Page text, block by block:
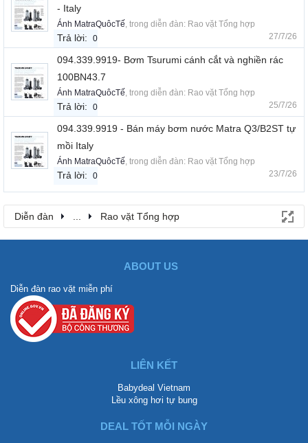
- Italy
Ánh MatraQuôcTế, trong diễn đàn: Rao vặt Tổng hợp
Trả lời: 0 27/7/26
094.339.9919- Bơm Tsurumi cánh cắt và nghiền rác
100BN43.7
Ánh MatraQuôcTế, trong diễn đàn: Rao vặt Tổng hợp
Trả lời: 0 25/7/26
094.339.9919 - Bán máy bơm nước Matra Q3/B2ST tự
mồi Italy
Ánh MatraQuôcTế, trong diễn đàn: Rao vặt Tổng hợp
Trả lời: 0 23/7/26
Diễn đàn ... Rao vặt Tổng hợp
ABOUT US
Diễn đàn rao vặt miễn phí
LIÊN KẾT
Babydeal Vietnam
Lều xông hơi tự bung
DEAL TỐT MỖI NGÀY